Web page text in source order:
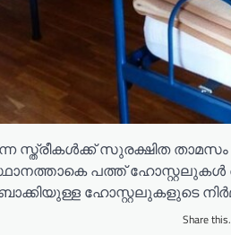
സ്ത്രീകൾക്ക് സുരക്ഷിത
പത്ത് ഹോസ്റ്റലുകൾ
ഹോസ്റ്റലുകളുടെ
Share